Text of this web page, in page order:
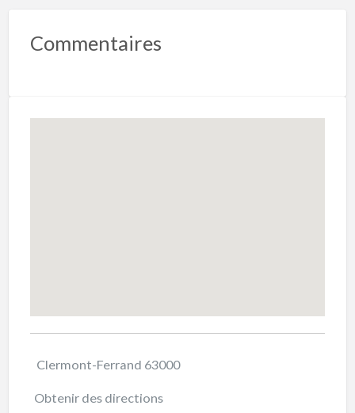
Commentaires
Clermont-Ferrand 63000
Obtenir des directions